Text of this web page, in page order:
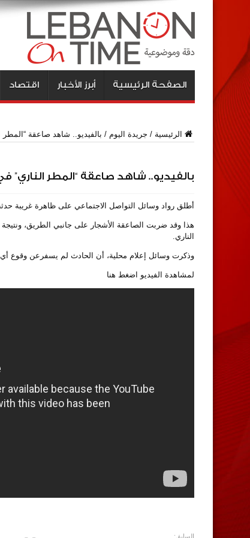
الصفحة الرئيسية أبرز الأخبار اقتصاد
الرئيسية / جريدة اليوم / بالفيديو.. شاهد صاعقة “المطر
بالفيديو.. شاهد صاعقة “المطر الناري”
أطلق رواد وسائل التواصل الاجتماعي على ظاهرة غريبة
هذا وقد ضربت الصاعقة الأشجار على جانبي الطريق،
الناري.
وذكرت وسائل إعلام محلية، أن الحادث لم يسفرعن وقوع
لمشاهدة الفيديو اضغط هنا
السابق: